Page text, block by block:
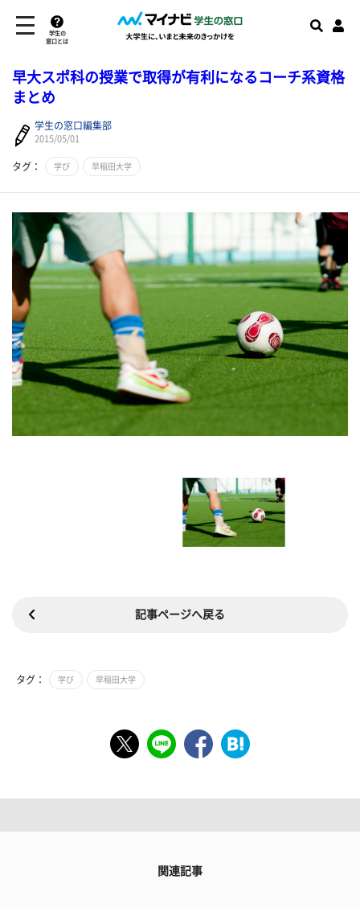
学生の
窓口とは
早大スポ科の授業で取得が有利になるコーチ系資格
まとめ
学生の窓口編集部
2015/05/01
タグ： 学び 早稲田大学
記事ページへ戻る
タグ： 学び 早稲田大学
関連記事